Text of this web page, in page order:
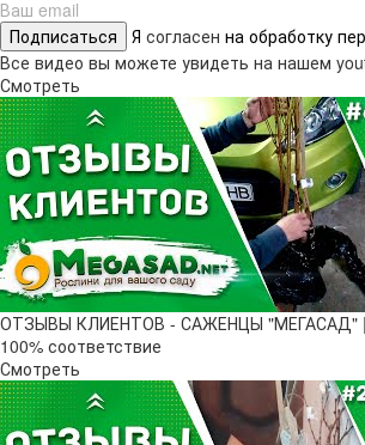
Подписаться Я согласен на обработку
Все видео вы можете увидеть на нашем
Смотреть
ОТЗЫВЫ КЛИЕНТОВ - САЖЕНЦЫ "МЕГАСАД" |
100% соответствие
Смотреть